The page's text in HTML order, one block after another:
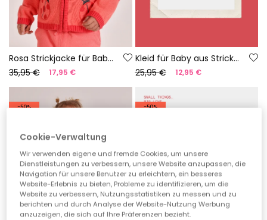
Rosa Strickjacke für Babys
35,95 €
17,95 €
Kleid für Baby aus Strick mit Druckmuster
25,95 €
12,95 €
-50% -50%
Cookie-Verwaltung
Wir verwenden eigene und fremde Cookies, um unsere
Dienstleistungen zu verbessern, unsere Website anzupassen, die
Navigation für unsere Benutzer zu erleichtern, ein besseres
Website-Erlebnis zu bieten, Probleme zu identifizieren, um die
Website zu verbessern, Nutzungsstatistiken zu messen und zu
berichten und durch Analyse der Website-Nutzung Werbung
anzuzeigen, die sich auf Ihre Präferenzen bezieht.